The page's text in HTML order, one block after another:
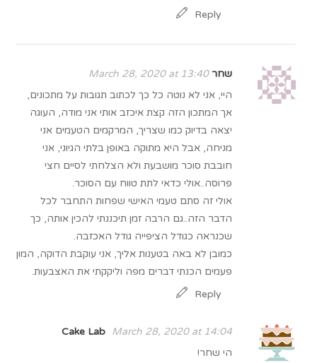
Reply
שחר March 28, 2020 at 13:40
היי, אני לא נוטה כל כך לכתוב תגובות על מתכונים,
אך המתכון הזה קצת איכזב אותי אני מודה, העוגה
יצאה בדיוק כמו שצריך, המרקמים הטעמים אני
מניחה, אבל היא מתוקה באופן בלתי הגיוני, אני
חובבת סוכר מושבעת ולא הצלחתי לסיים חצי
פרוסה..אולי כדאי לתת טווח עם הסוכר.
אולי זה סתם טעמי האישי שפחות התחבר לכל
הדבר הזה..גם הרבה זמן תיכננתי להכין אותה, כך
שכנראה כגודל הציפייה גודל האכזבה.
כמובן לא באה בטענות אליך, אני עוקבת הדוקה, המון
פעמים הכנתי דברים מפה וליקקתי את האצבעות.
Reply
Cake Lab
March 28, 2020 at 14:04
הי שחר!